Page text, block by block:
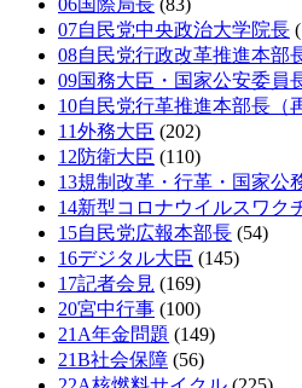
06国際局長 (83)
07自民党中央政治大学院長
08自民党行政改革推進本部
09国務大臣・国家公安委員
10自民党行革推進本部長（
11外務大臣 (202)
12防衛大臣 (110)
13規制改革・行革・国家公
14新型コロナウイルスワク
15自民党広報本部長 (54)
16デジタル大臣 (145)
17記者会見 (169)
20宮中行事 (100)
21A年金問題 (149)
21B社会保障 (56)